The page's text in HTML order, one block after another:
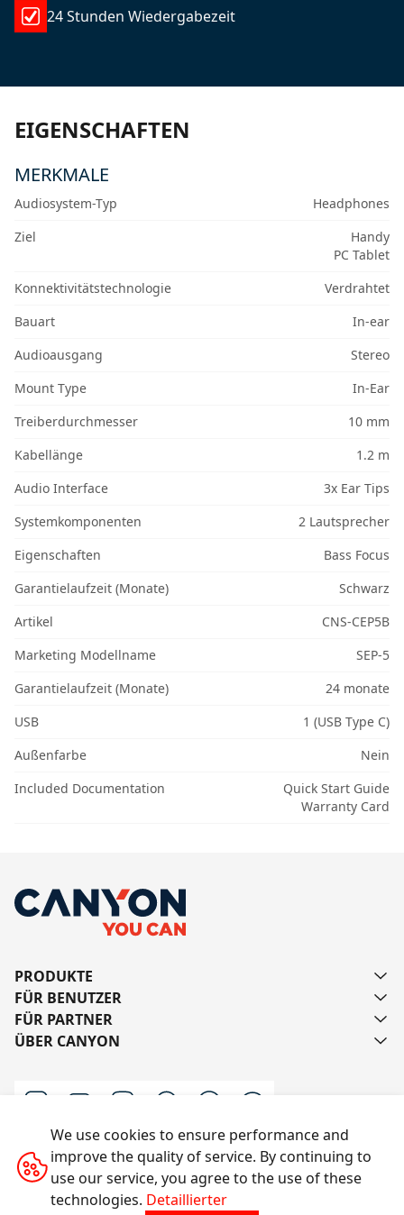
24 Stunden Wiedergabezeit
EIGENSCHAFTEN
MERKMALE
Audiosystem-Typ
Headphones
Ziel
Handy
PC Tablet
Konnektivitätstechnologie
Verdrahtet
Bauart
In-ear
Audioausgang
Stereo
Mount Type
In-Ear
Treiberdurchmesser
10 mm
Kabellänge
1.2 m
Audio Interface
3x Ear Tips
Systemkomponenten
2 Lautsprecher
Eigenschaften
Bass Focus
Garantielaufzeit (Monate)
Schwarz
Artikel
CNS-CEP5B
Marketing Modellname
SEP-5
Garantielaufzeit (Monate)
24 monate
USB
1 (USB Type C)
Außenfarbe
Nein
Included Documentation
Quick Start Guide
Warranty Card
PRODUKTE
FÜR BENUTZER
FÜR PARTNER
ÜBER CANYON
Schreiben Sie uns
We use cookies to ensure performance and
improve the quality of service. By continuing to
use our service, you agree to the use of these
technologies. Detaillierter